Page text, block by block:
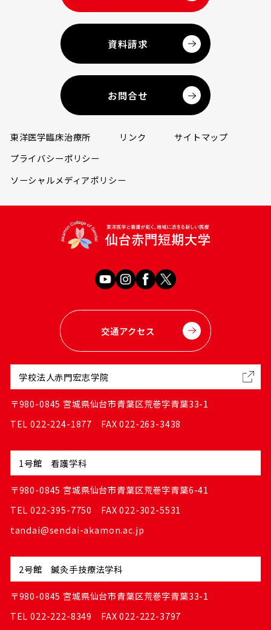
資料請求
お問合せ
東洋医学臨床治療所 リンク
サイトマップ
プライバシーポリシー
ソーシャルメディアポリシー
交通アクセス
学校法人赤門宏志学院
〒980-0845 宮城県仙台市青葉区荒巻字青葉33-1
TEL 022-224-1877 FAX 022-263-3438
1号館 看護学科
〒980-0845 宮城県仙台市青葉区荒巻字青葉6-41
TEL 022-395-7750 FAX 022-302-5531
tandai@sendai-akamon.ac.jp
2号館 鍼灸手技療法学科
〒980-0845 宮城県仙台市青葉区荒巻字青葉33-1
TEL 022-222-8349 FAX 022-222-3797